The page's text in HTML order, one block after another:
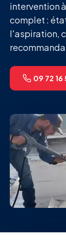
intervention
complet :
l'aspiration,
09 72